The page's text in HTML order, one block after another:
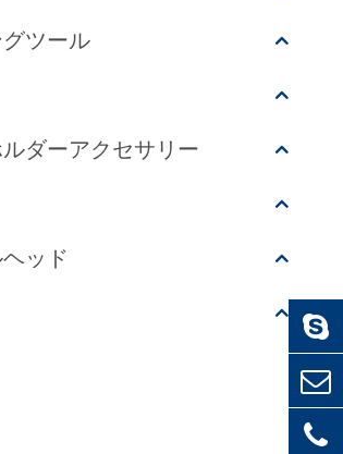
ツール
ダーアクセサリー
ッド